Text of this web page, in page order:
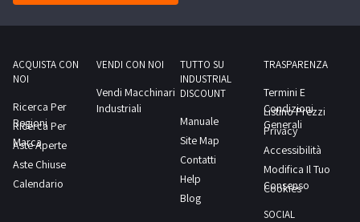
ACQUISTA CON
NOI
Ricerca Per
Regioni
Ricerca Per
Marca
Aste Aperte
Aste Chiuse
Calendario
VENDI CON NOI
Vendi Macchinari
Industriali
TUTTO SU
INDUSTRIAL
DISCOUNT
Manuale
Site Map
Contatti
Help
Blog
TRASPARENZA
Termini E
Condizioni
Generali
Listino Prezzi
Privacy
Accessibilità
Modifica Il Tuo
Consenso
Cookies
SOCIAL